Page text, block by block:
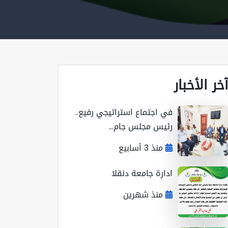
آخر الأخبار
في اجتماع استراتيجي رفيع..
رئيس مجلس جام...
منذ 3 أسابيع
ادارة جامعة دنقلا
منذ شهرين